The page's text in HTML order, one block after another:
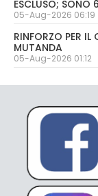
ESCLUSO; SONO
05-Aug-2026 06:19
RINFORZO PER
MUTANDA
05-Aug-2026 01:12